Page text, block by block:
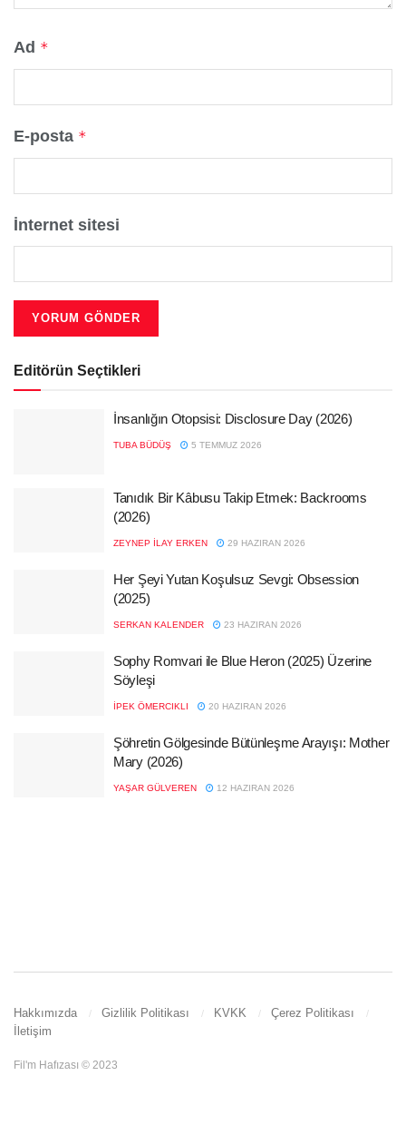
Ad *
E-posta *
İnternet sitesi
Editörün Seçtikleri
İnsanlığın Otopsisi: Disclosure Day (2026)
TUBA BÜDÜŞ 5 TEMMUZ 2026
Tanıdık Bir Kâbusu Takip Etmek: Backrooms
(2026)
ZEYNEP İLAY ERKEN 29 HAZIRAN 2026
Her Şeyi Yutan Koşulsuz Sevgi: Obsession
(2025)
SERKAN KALENDER 23 HAZIRAN 2026
Sophy Romvari ile Blue Heron (2025) Üzerine
Söyleşi
İPEK ÖMERCIKLI 20 HAZIRAN 2026
Şöhretin Gölgesinde Bütünleşme Arayışı: Mother
Mary (2026)
YAŞAR GÜLVEREN 12 HAZIRAN 2026
Hakkımızda Gizlilik Politikası KVKK
Çerez Politikası
İletişim
Fil'm Hafızası © 2023